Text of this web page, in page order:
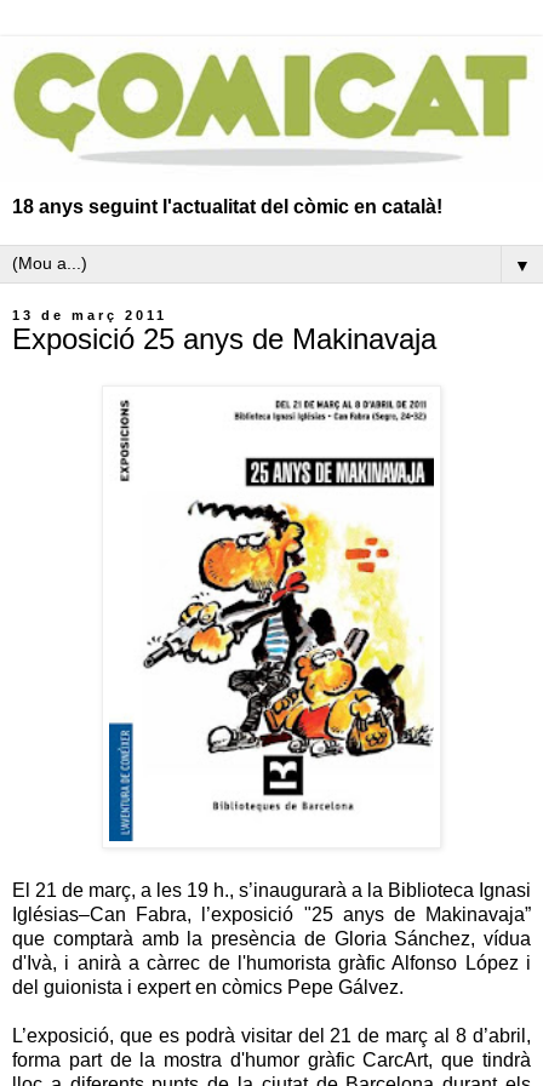
18 anys seguint l'actualitat del còmic en català!
▼
13 de març 2011
Exposició 25 anys de Makinavaja
El 21 de març, a les 19 h., s’inaugurarà a la Biblioteca Ignasi
Iglésias–Can Fabra, l’exposició "25 anys de Makinavaja”
que comptarà amb la presència de Gloria Sánchez, vídua
d'Ivà, i anirà a càrrec de l'humorista gràfic Alfonso López i
del guionista i expert en còmics Pepe Gálvez.
L’exposició, que es podrà visitar del 21 de març al 8 d’abril,
forma part de la mostra d'humor gràfic CarcArt, que tindrà